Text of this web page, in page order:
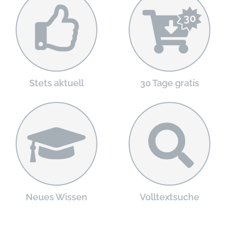
Stets aktuell 30 Tage gratis
Neues Wissen Volltextsuche